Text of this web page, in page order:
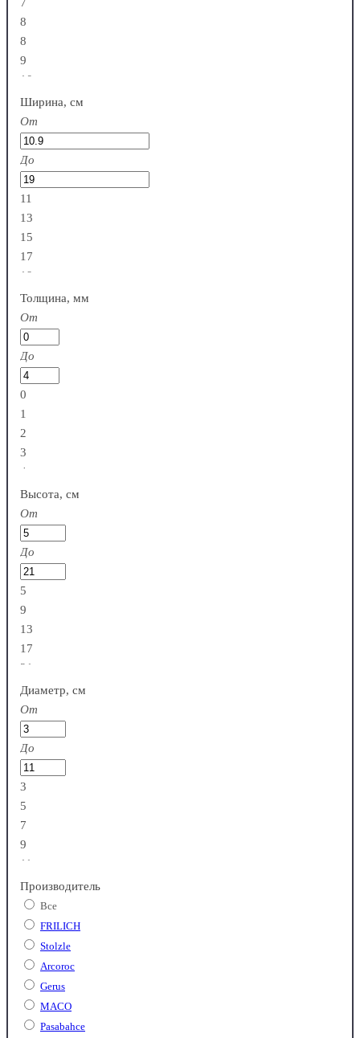
8
8
9
10
Ширина, см
От
До
11
13
15
17
19
Толщина, мм
От
До
0
1
2
3
4
Высота, см
От
До
5
9
13
17
21
Диаметр, см
От
До
3
5
7
9
11
Производитель
Все
FRILICH
Stolzle
Arcoroc
Gerus
MACO
Pasabahce